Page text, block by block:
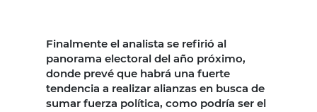
Finalmente el analista se refirió al
panorama electoral del año próximo,
donde prevé que habrá una fuerte
tendencia a realizar alianzas en busca de
sumar fuerza política, como podría ser el